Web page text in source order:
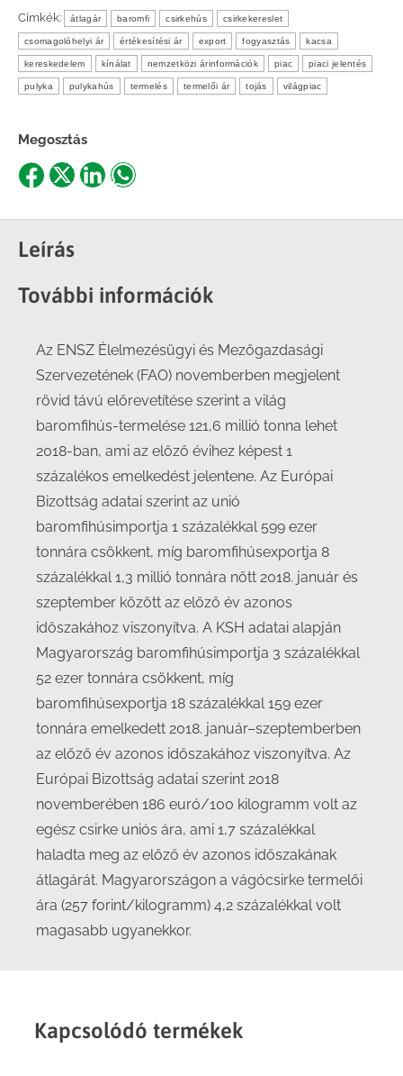
Címkék: átlagár baromfi csirkehús csirkekereslet
csomagolóhelyi ár értékesítési ár export fogyasztás kacsa
kereskedelem kínálat nemzetközi árinformációk piac piaci jelentés
pulyka pulykahús termelés termelői ár tojás világpiac
Megosztás
Share
Facebook
Share
X
ShareShare
Leírás
További információk
Az ENSZ Élelmezésügyi és Mezőgazdasági
Szervezetének (FAO) novemberben megjelent
rövid távú előrevetítése szerint a világ
baromfihús-termelése 121,6 millió tonna lehet
2018-ban, ami az előző évihez képest 1
százalékos emelkedést jelentene. Az Európai
Bizottság adatai szerint az unió
baromfihúsimportja 1 százalékkal 599 ezer
tonnára csökkent, míg baromfihúsexportja 8
százalékkal 1,3 millió tonnára nőtt 2018. január és
szeptember között az előző év azonos
időszakához viszonyítva. A KSH adatai alapján
Magyarország baromfihúsimportja 3 százalékkal
52 ezer tonnára csökkent, míg
baromfihúsexportja 18 százalékkal 159 ezer
tonnára emelkedett 2018. január–szeptemberben
az előző év azonos időszakához viszonyítva. Az
Európai Bizottság adatai szerint 2018
novemberében 186 euró/100 kilogramm volt az
egész csirke uniós ára, ami 1,7 százalékkal
haladta meg az előző év azonos időszakának
átlagárát. Magyarországon a vágócsirke termelői
ára (257 forint/kilogramm) 4,2 százalékkal volt
magasabb ugyanekkor.
Kapcsolódó termékek